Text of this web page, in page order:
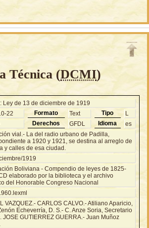
Técnica (DCMI)
Ley de 13 de diciembre de 1919
22 Formato Text Tipo
L
Derechos GFDL Idioma es
vial.- La del radio urbano de Padilla,
a 1920 y 1921, se destina al arreglo de
y calles de esa ciudad.
1919
Boliviana - Compendio de leyes de 1825-
elaborado por la biblioteca y el archivo
del Honorable Congreso Nacional
VAZQUEZ.- CARLOS CALVO.- Atiliano Aparicio,
Echeverría, D. S.- C. Anze Soria, Secretario
JOSE GUTIERREZ GUERRA.- Juan Muñoz